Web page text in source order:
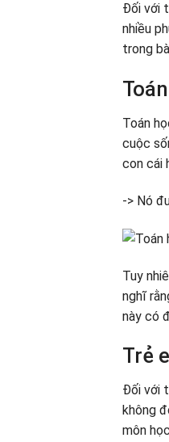
Một
Kết
Đối với
nhiều
trong
Toán
cuộc
con cái
-> Nó
Tuy
nghĩ
này có
Trẻ
Đối với
không
môn